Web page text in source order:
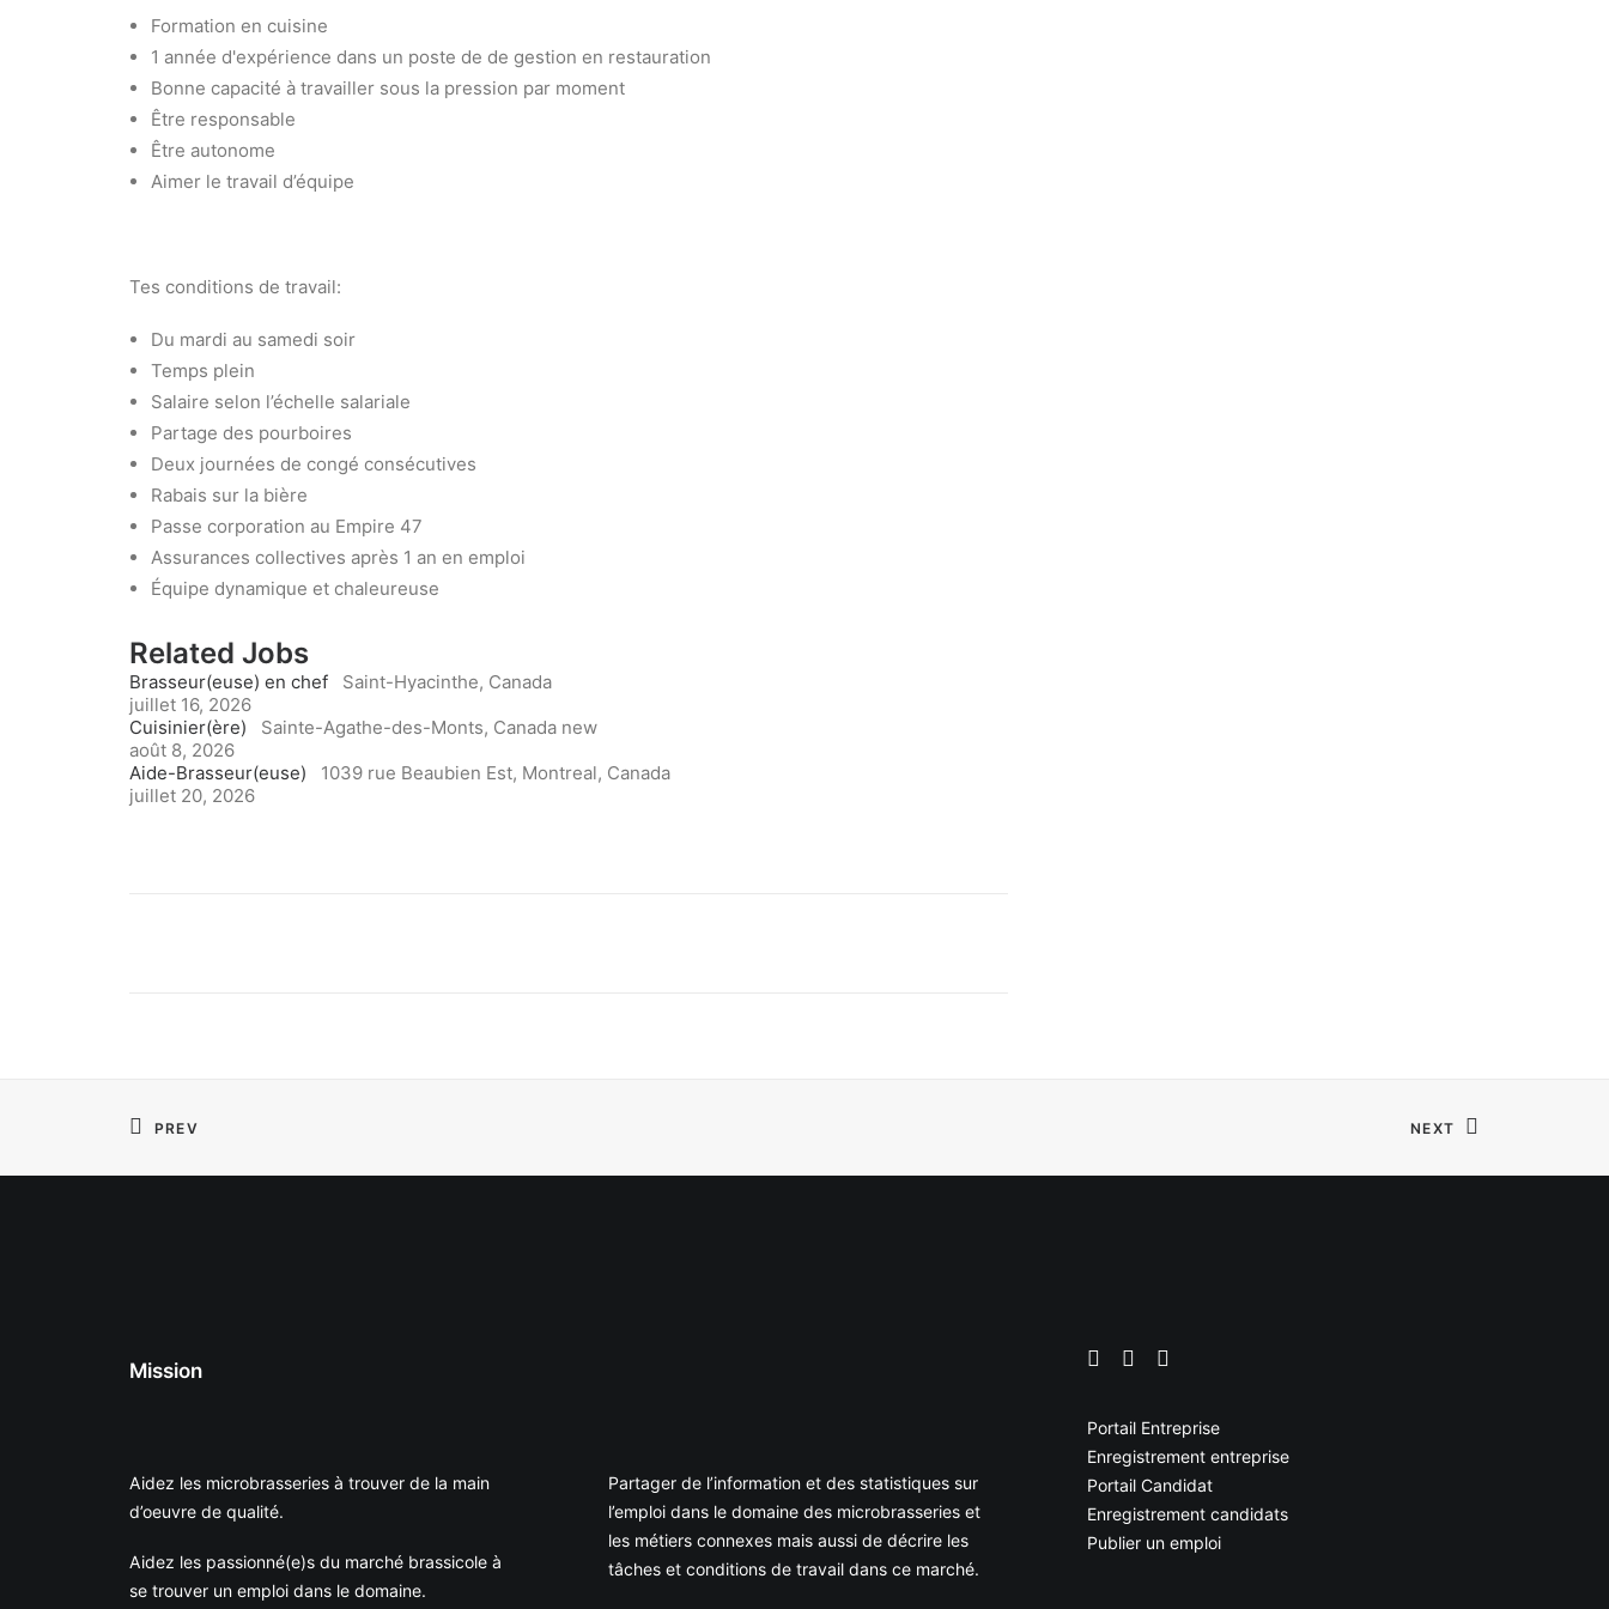
Formation en cuisine
1 année d'expérience dans un poste de de gestion en restauration
Bonne capacité à travailler sous la pression par moment
Être responsable
Être autonome
Aimer le travail d’équipe
Tes conditions de travail:
Du mardi au samedi soir
Temps plein
Salaire selon l’échelle salariale
Partage des pourboires
Deux journées de congé consécutives
Rabais sur la bière
Passe corporation au Empire 47
Assurances collectives après 1 an en emploi
Équipe dynamique et chaleureuse
Related Jobs
Brasseur(euse) en chef
Saint-Hyacinthe, Canada
juillet 16, 2026
Cuisinier(ère)
Sainte-Agathe-des-Monts, Canada new
août 8, 2026
Aide-Brasseur(euse)
1039 rue Beaubien Est, Montreal, Canada
juillet 20, 2026
PREV NEXT
Mission
Aidez les microbrasseries à trouver de la main
d’oeuvre de qualité.
Aidez les passionné(e)s du marché brassicole à
se trouver un emploi dans le domaine.
Partager de l’information et des statistiques sur
l’emploi dans le domaine des microbrasseries et
les métiers connexes mais aussi de décrire les
tâches et conditions de travail dans ce marché.
Portail Entreprise
Enregistrement entreprise
Portail Candidat
Enregistrement candidats
Publier un emploi